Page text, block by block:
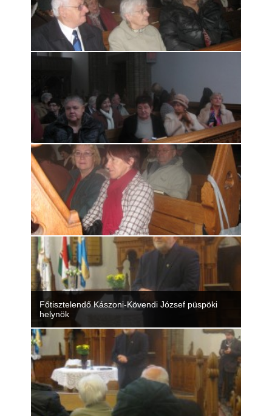
Rólunk
Kapcsolat
Főtisztelendő Kászoni-Kövendi József püspöki
helynök